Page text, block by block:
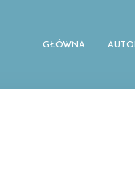
GŁÓWNA